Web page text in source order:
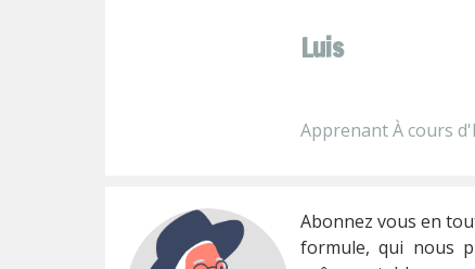
Luis
Apprenant À cours
Abonnez vous en
formule, qui nous